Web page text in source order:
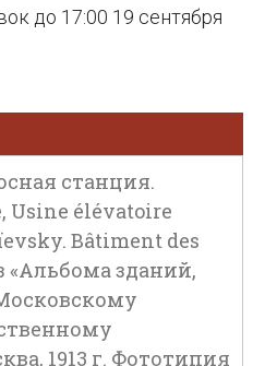
до 17:00 19 сентября
станция.
élévatoire
Bâtiment des
«Альбома зданий,
1913 г. Фототипия